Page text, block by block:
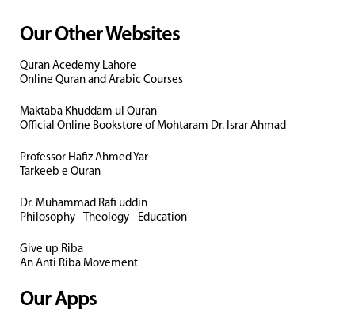
Our Other Websites
Quran Acedemy Lahore
Online Quran and Arabic Courses
Maktaba Khuddam ul Quran
Official Online Bookstore of Mohtaram Dr. Israr Ahmad
Professor Hafiz Ahmed Yar
Tarkeeb e Quran
Dr. Muhammad Rafi uddin
Philosophy - Theology - Education
Give up Riba
An Anti Riba Movement
Our Apps